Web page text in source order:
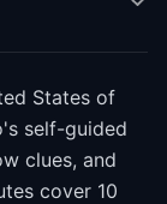
States of
self-guided
clues, and
cover 10